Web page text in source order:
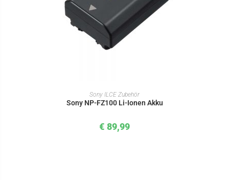
IN DEN WARENKORB
Sony ILCE Zubehör
Sony NP-FZ100 Li-Ionen Akku
€ 89,99